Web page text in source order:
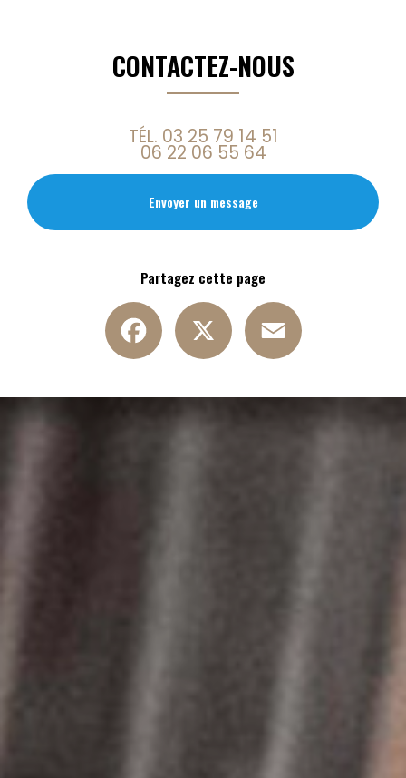
CONTACTEZ-NOUS
TÉL. 03 25 79 14 51
06 22 06 55 64
Envoyer un message
Partagez cette page
Facebook